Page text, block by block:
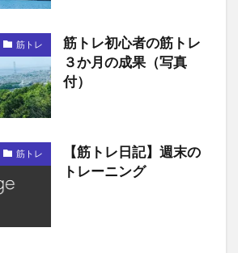
筋トレ
筋トレ初心者の筋トレ
３か月の成果（写真
付）
筋トレ
【筋トレ日記】週末の
トレーニング